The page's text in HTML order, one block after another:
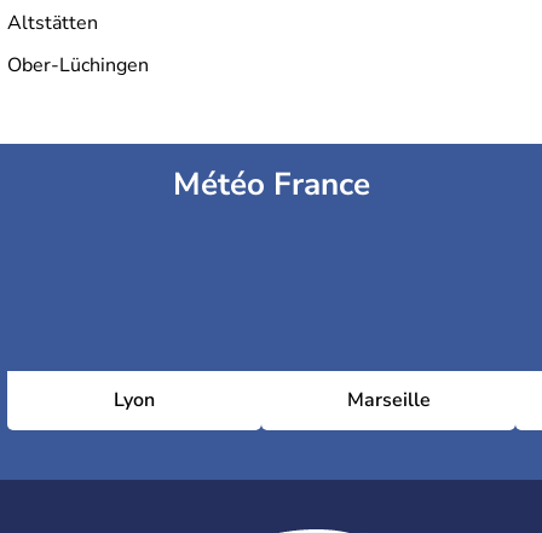
Altstätten
Ober-Lüchingen
Météo France
Lyon Marseille